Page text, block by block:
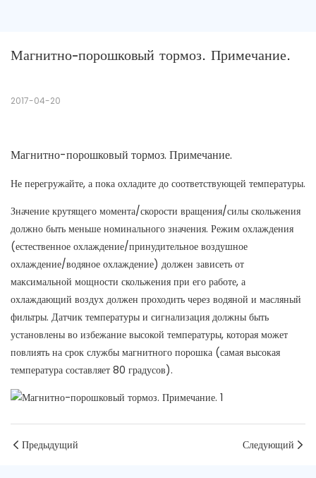
Магнитно-порошковый тормоз. Примечание.
2017-04-20
Магнитно-порошковый тормоз. Примечание.
Не перегружайте, а пока охладите до соответствующей температуры.
Значение крутящего момента/скорости вращения/силы скольжения
должно быть меньше номинального значения. Режим охлаждения
(естественное охлаждение/принудительное воздушное
охлаждение/водяное охлаждение) должен зависеть от
максимальной мощности скольжения при его работе, а
охлаждающий воздух должен проходить через водяной и масляный
фильтры. Датчик температуры и сигнализация должны быть
установлены во избежание высокой температуры, которая может
повлиять на срок службы магнитного порошка (самая высокая
температура составляет 80 градусов).
Предыдущий Следующий